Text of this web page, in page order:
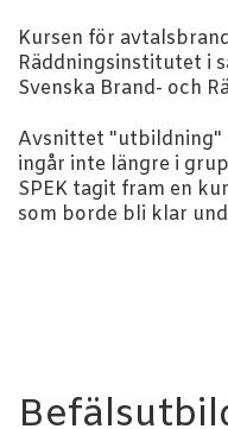
Kursen för
Räddningsinstitutet i
Svenska Brand- och
Avsnittet "utbildning"
ingår inte längre i
SPEK tagit fram en
som borde bli klar